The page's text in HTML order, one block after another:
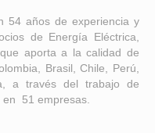
54 años de experiencia y
de Energía Eléctrica,
aporta a la calidad de
Brasil, Chile, Perú,
a través del trabajo de
51 empresas.